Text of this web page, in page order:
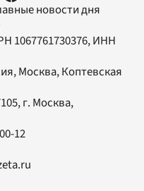
новости дня
1067761730376, ИНН
Москва, Коптевская
, г. Москва,
12